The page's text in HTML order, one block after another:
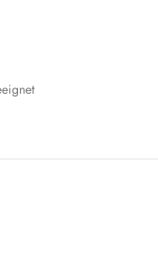
Maße um ca. +/-